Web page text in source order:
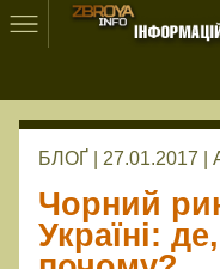
БЛОҐ | 27.01.2017 |
Чорний
Україні: